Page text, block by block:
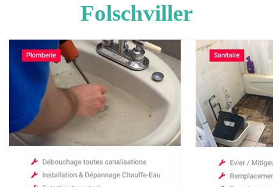
Folschviller